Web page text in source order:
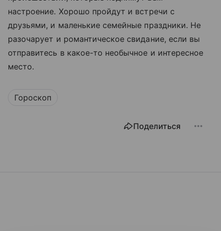
настроение. Хорошо пройдут и встречи с
друзьями, и маленькие семейные праздники. Не
разочарует и романтическое свидание, если вы
отправитесь в какое-то необычное и интересное
место.
Гороскоп
Поделиться